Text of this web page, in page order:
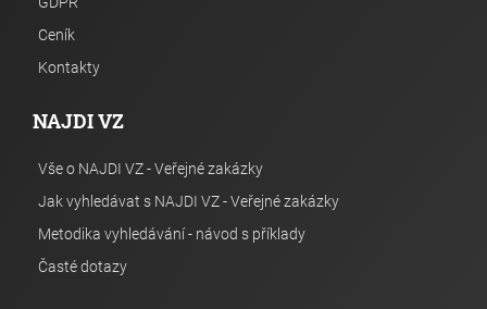
Ceník
Kontakty
NAJDI VZ
Vše o NAJDI VZ - Veřejné zakázky
Jak vyhledávat s NAJDI VZ - Veřejné zakázky
Metodika vyhledávání - návod s příklady
Časté dotazy